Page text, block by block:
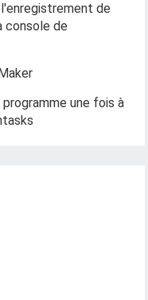
de
console de
une fois à